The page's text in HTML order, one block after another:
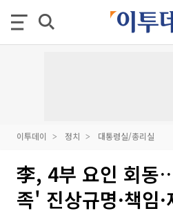
이투데이 정치 대통령실/총리실
李, 4부 요인 회동
족' 진상규명·책임